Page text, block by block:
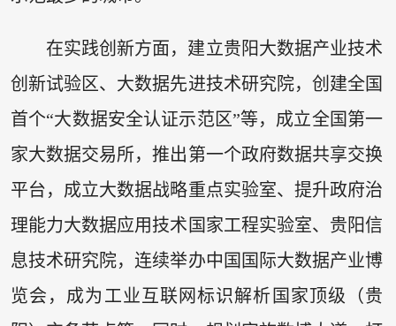
在实践创新方面，建立贵阳大数据产业技术
创新试验区、大数据先进技术研究院，创建全国
首个“大数据安全认证示范区”等，成立全国第一
家大数据交易所，推出第一个政府数据共享交换
平台，成立大数据战略重点实验室、提升政府治
理能力大数据应用技术国家工程实验室、贵阳信
息技术研究院，连续举办中国国际大数据产业博
览会，成为工业互联网标识解析国家顶级（贵